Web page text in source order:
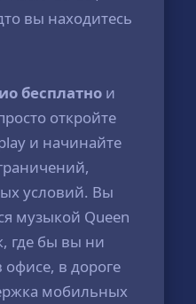
вы находитесь
бесплатно и
откройте
и начинайте
условий. Вы
музыкой Queen
где бы вы ни
в дороге
мобильных